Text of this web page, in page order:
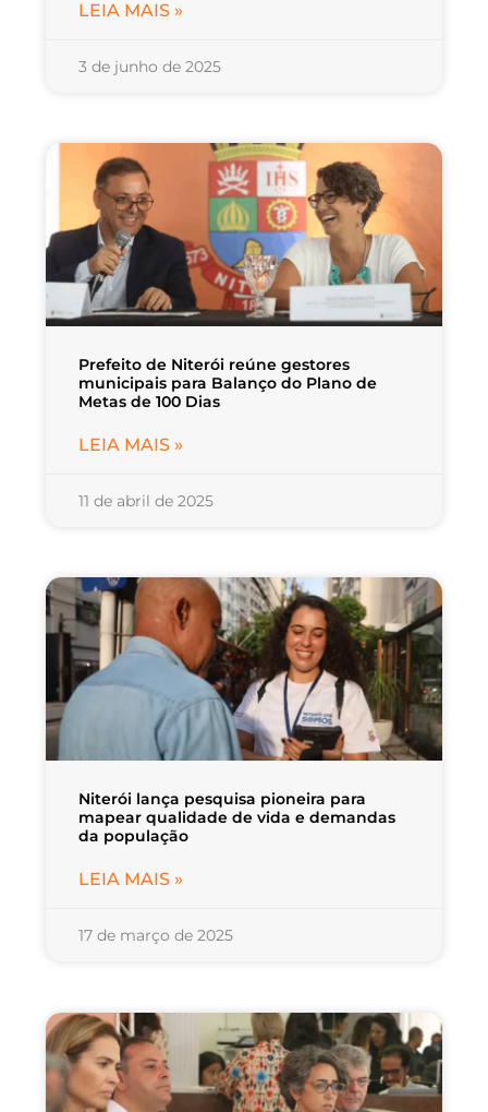
LEIA MAIS »
3 de junho de 2025
Prefeito de Niterói reúne gestores
municipais para Balanço do Plano de
Metas de 100 Dias
LEIA MAIS »
11 de abril de 2025
Niterói lança pesquisa pioneira para
mapear qualidade de vida e demandas
da população
LEIA MAIS »
17 de março de 2025